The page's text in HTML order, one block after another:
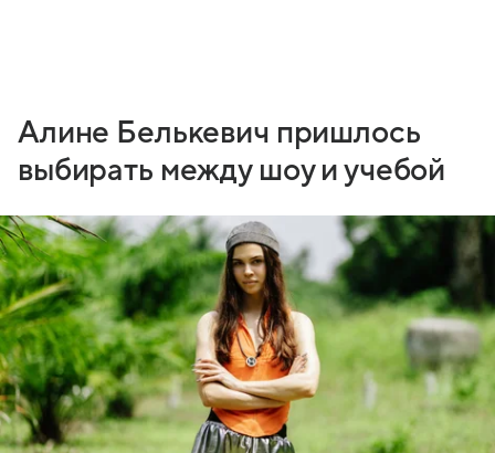
Алине Белькевич пришлось
выбирать между шоу и учебой